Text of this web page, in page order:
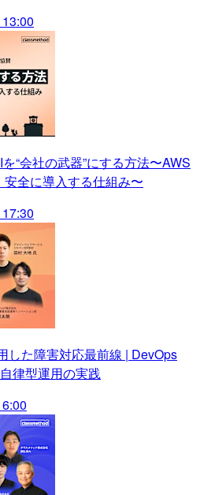
“会社の武器”にする方法〜AWS
全に導入する仕組み〜
した障害対応最前線 | DevOps
律型運用の実践